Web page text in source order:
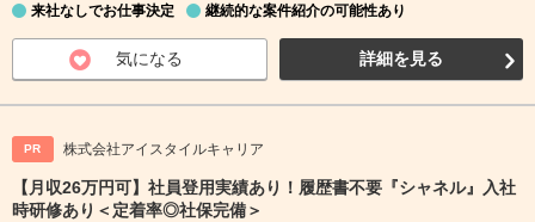
来社なしでお仕事決定 継続的な案件紹介の可能性あり
気になる 詳細を見る
PR 株式会社アイスタイルキャリア
【月収26万円可】社員登用実績あり！履歴書不要『シャネル』入社
時研修あり＜定着率◎社保完備＞